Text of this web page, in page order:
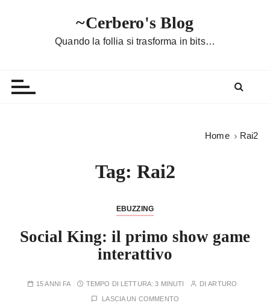
~Cerbero's Blog
Quando la follia si trasforma in bits…
Home Rai2
Tag: Rai2
EBUZZING
Social King: il primo show game
interattivo
15 ANNI FA TEMPO DI LETTURA:3 MINUTI DIARTURO
LASCIA UN COMMENTO